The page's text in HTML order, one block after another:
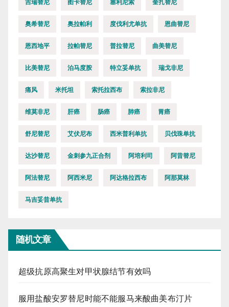
吉瑞替尼 图卡替尼 塞利尼索 奎扎替尼
奥希替尼 奥拉帕利 度伐利尤单抗 恩曲替尼
恩西地平 拉帕替尼 普拉替尼 曲美替尼
比美替尼 泊马度胺 特立妥单抗 瑞戈非尼
痛风 米托坦 索托拉西布 索拉非尼
维莫非尼 肝癌 肠癌 肺癌 胃癌
舒尼替尼 艾伏尼布 西米普利单抗 贝伐珠单抗
达沙替尼 金刺参九正合剂 阿培利司 阿昔替尼
阿法替尼 阿西米尼 阿达格拉西布 阿那莫林
马吉妥昔单抗
随机文章
超级抗原高聚生对甲状腺结节有效吗
服用盐酸安罗替尼时能不能服马来酸曲美布汀片